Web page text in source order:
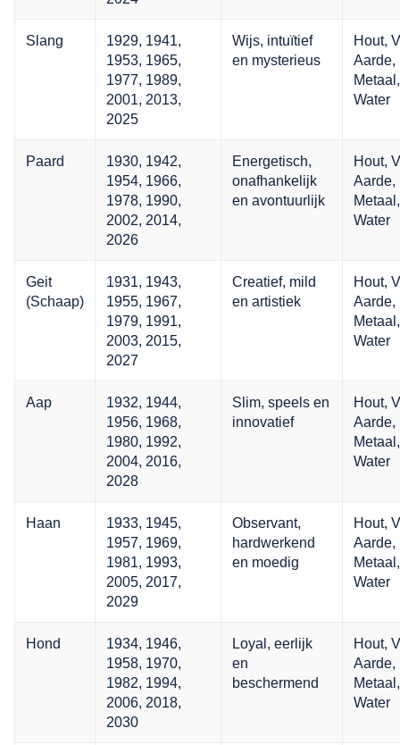
Slang
1929, 1941,
1953, 1965,
1977, 1989,
2001, 2013,
2025
Wijs, intuïtief
en mysterieus
Hout,
Aarde,
Metaal,
Water
Paard
1930, 1942,
1954, 1966,
1978, 1990,
2002, 2014,
2026
Energetisch,
onafhankelijk
en avontuurlijk
Hout,
Aarde,
Metaal,
Water
Geit
(Schaap)
1931, 1943,
1955, 1967,
1979, 1991,
2003, 2015,
2027
Creatief, mild
en artistiek
Hout,
Aarde,
Metaal,
Water
Aap
1932, 1944,
1956, 1968,
1980, 1992,
2004, 2016,
2028
Slim, speels en
innovatief
Hout,
Aarde,
Metaal,
Water
Haan
1933, 1945,
1957, 1969,
1981, 1993,
2005, 2017,
2029
Observant,
hardwerkend
en moedig
Hout,
Aarde,
Metaal,
Water
Hond
1934, 1946,
1958, 1970,
1982, 1994,
2006, 2018,
2030
Loyal, eerlijk
en
beschermend
Hout,
Aarde,
Metaal,
Water